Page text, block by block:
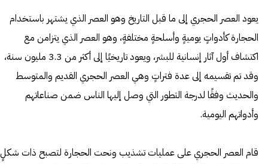
يعود العصر الحجري إلى ما قبل التاريخ وهو العصر الذي يشتهر باستخدام
الحجارة كأدواتٍ يوميةٍ وأسلحةٍ مختلفةٍ، وهو العصر الذي يتزامن مع
اكتشاف أول آثار إنسانية للبشر، ويعود تاريخيًا إلى أكثر من 3.3 مليون سنة،
وقد تم تقسيمه إلى عدة فتراتٍ وهي العصر الحجري القديم والمتوسط
والحديث وفقًا لدرجة التطور التي وصل إليها الناس ضمن صناعاتهم
وأدواتهم اليومية.
قام العصر الحجري على عمليات تشذيب ونحت الحجارة لتصبح ذات شكلٍ